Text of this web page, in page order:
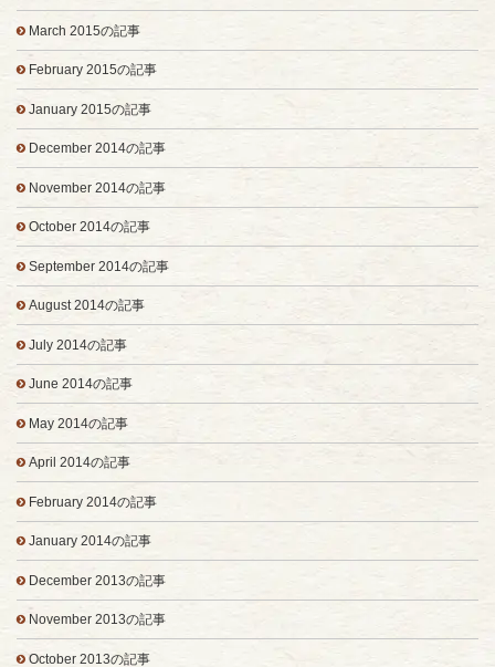
March 2015の記事
February 2015の記事
January 2015の記事
December 2014の記事
November 2014の記事
October 2014の記事
September 2014の記事
August 2014の記事
July 2014の記事
June 2014の記事
May 2014の記事
April 2014の記事
February 2014の記事
January 2014の記事
December 2013の記事
November 2013の記事
October 2013の記事